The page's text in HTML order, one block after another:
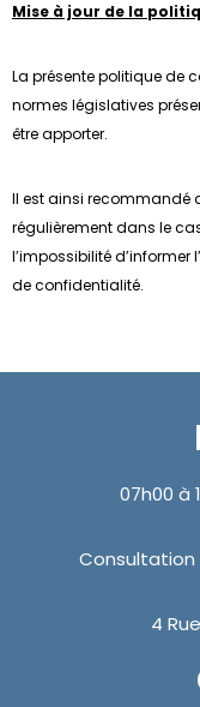
Mise à jour de la
La présente politique de
normes législatives
être apporter.
Il est ainsi recommandé
régulièrement dans le
l’impossibilité d’informer
de confidentialité.
07h00 à
Consultation
4